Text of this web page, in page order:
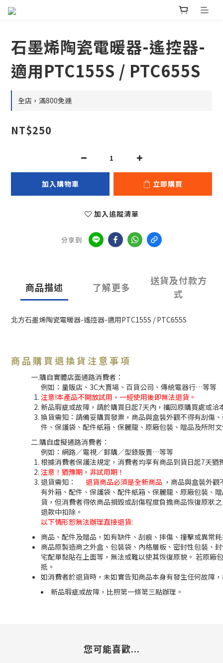
石墨烯陶瓷電暖器-遙控器-
適用PTC155S / PTC655S
全店，滿800免運
NT$250
加入購物車 立即購買
加入追蹤清單
分享到
商品描述 了解更多
送貨及付款方
式
北方石墨烯陶瓷電暖器-遙控器-適用PTC155S / PTC655S
商 品 購 買 退 換 貨 注 意 事 項
一.購自實體店面通路消費者：
例如：量販店、3C大賣場、百貨公司、傳統電器行…等等
注意!本產品不開放試用，一經使用後即無法退貨。
新品瑕疵或故障，請於購買日起7天內，攜回原購買處或
換貨需知：請備妥購買發票，商品與盒裝外觀不得有刮傷
件、保護袋、配件紙箱、保麗龍、原廠包裝、贈品及所附
二.購自虛擬通路消費者：
例如：網路／電視／郵購／型錄販賣…等等
根據消費者保護法規定，消費者均享有商品到貨日起7天猶
注意！猶豫期，非試用期！
退貨需知：
退貨商品必須是全新商品 ， 商品與盒裝外觀
有外箱、配件、保護袋、配件紙箱、保麗龍、原廠包裝、
貨，但消費者得依商品損毀或刮傷程度負擔商品恢復原狀
退款中扣除。
以下情形恕無法辦理直接退貨:
商品、配件及贈品，如有缺件、刮痕、摔傷、撞擊或異常
商品原製造商之外盒、包裝袋、內格層板、密封性包裝、
宅配單黏貼在上面等，無法或難以使其恢復原貌。 若原廠
抵。
如消費者於退貨時，未如實告知商品本身有發生任何故障
新品瑕疵或故障，比照第一條第三點辦理。
您可能喜歡...